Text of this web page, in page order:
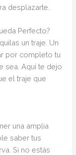
desplazarte.
Perfecto?
un traje. Un
por completo tu
sea. Aquí te dejo
el traje que
una amplia
saber tus
Si no estás